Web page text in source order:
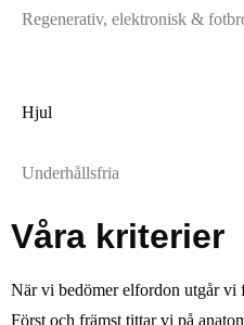
Regenerativ, elektronisk &
Hjul
Underhållsfria
Våra kriterier
När vi bedömer elfordon utgår vi
Först och främst tittar vi på